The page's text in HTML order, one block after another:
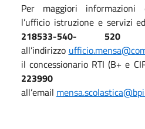
Per maggiori informazioni
l’ufficio istruzione e servizi
218533-540- 520
all’indirizzo
il concessionario RTI (B+ e
all’email